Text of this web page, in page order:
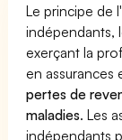
Le principe de
indépendants,
exerçant la
en assurances
pertes de
maladies. Les
indépendants